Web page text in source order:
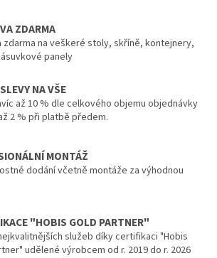
ZDARMA
zdarma na veškeré stoly, skříně, kontejnery,
panely
NA VŠE
až 10 % dle celkového objemu objednávky
2 % při platbě předem.
MONTÁŽ
dodání včetně montáže za výhodnou
"HOBIS GOLD PARTNER"
služeb díky certifikaci "Hobis
udělené výrobcem od r. 2019 do r. 2026